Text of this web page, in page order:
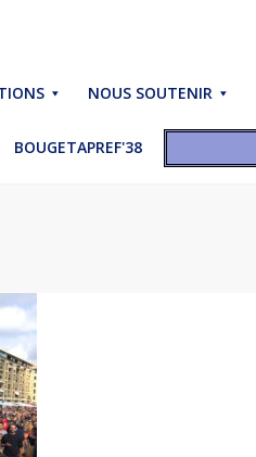
NOUS SOUTENIR
BOUGETAPREF'38